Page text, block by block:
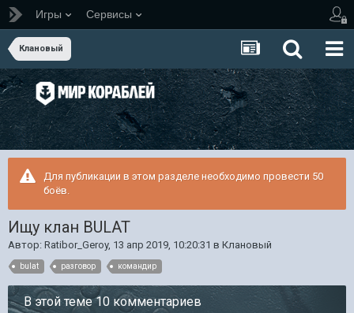
Игры Сервисы
Клановый
Для публикации в этом разделе необходимо провести 50
боёв.
Ищу клан BULAT
Автор: Ratibor_Geroy, 13 апр 2019, 10:20:31 в Клановый
bulat разговор командир
В этой теме 10 комментариев